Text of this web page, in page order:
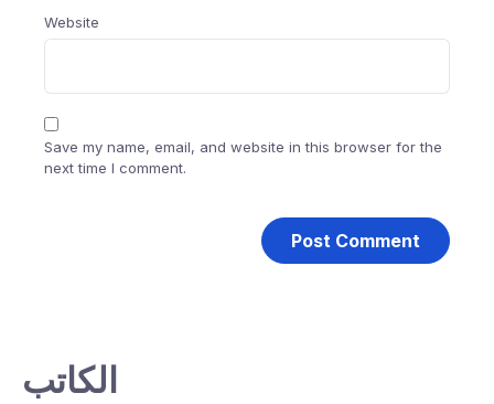
Website
Save my name, email, and website in this browser for the
next time I comment.
الكاتب